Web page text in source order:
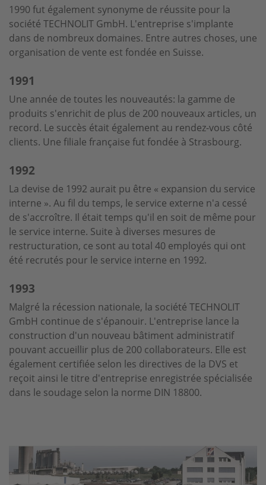
1990 fut également synonyme de réussite pour la
société TECHNOLIT GmbH. L'entreprise s'implante
dans de nombreux domaines. Entre autres choses, une
organisation de vente est fondée en Suisse.
1991
Une année de toutes les nouveautés: la gamme de
produits s'enrichit de plus de 200 nouveaux articles, un
record. Le succès était également au rendez-vous côté
clients. Une filiale française fut fondée à Strasbourg.
1992
La devise de 1992 aurait pu être « expansion du service
interne ». Au fil du temps, le service externe n'a cessé
de s'accroître. Il était temps qu'il en soit de même pour
le service interne. Suite à diverses mesures de
restructuration, ce sont au total 40 employés qui ont
été recrutés pour le service interne en 1992.
1993
Malgré la récession nationale, la société TECHNOLIT
GmbH continue de s'épanouir. L'entreprise lance la
construction d'un nouveau bâtiment administratif
pouvant accueillir plus de 200 collaborateurs. Elle est
également certifiée selon les directives de la DVS et
reçoit ainsi le titre d'entreprise enregistrée spécialisée
dans le soudage selon la norme DIN 18800.